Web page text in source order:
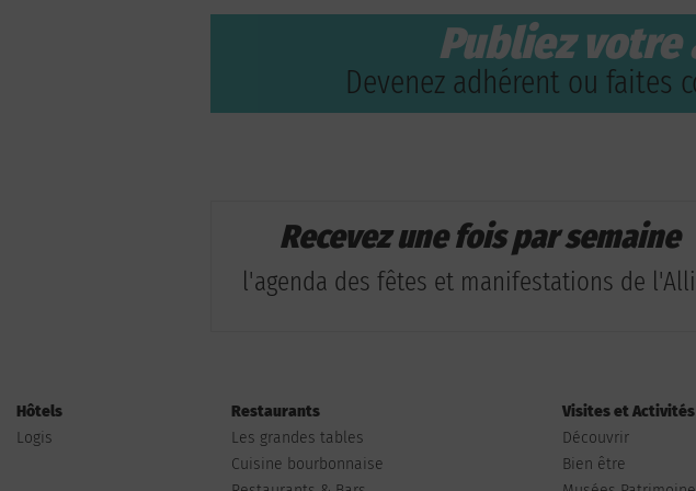
Publiez votre
Devenez adhérent ou faites
Recevez une fois par semaine
l'agenda des fêtes et manifestations de
Hôtels
Logis
Restaurants
Les grandes tables
Cuisine bourbonnaise
Visites et Activités
Découvrir
Bien être